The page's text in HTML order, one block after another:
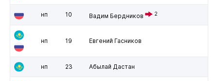
нп 10 Вадим Бердников 2
нп 19 Евгений Гасников
нп 23 Абылай Дастан